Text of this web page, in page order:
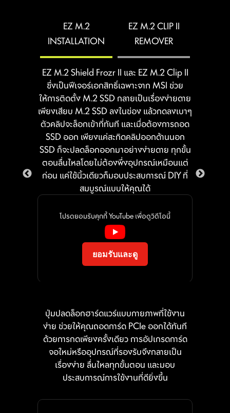
EZ M.2
INSTALLATION
EZ M.2 CLIP II
REMOVER
EZ M.2 Shield Frozr II และ EZ M.2 Clip II
ซึ่งเป็นฟีเจอร์เอกสิทธิ์เฉพาะจาก MSI ช่วย
ให้การติดตั้ง M.2 SSD กลายเป็นเรื่องง่ายดาย
เพียงเสียบ M.2 SSD ลงในช่อง แล้วกดลงเบาๆ
ตัวคลิปจะล็อกเข้าที่ทันที และเมื่อต้องการถอด
SSD ออก เพียงแค่สะกิดคลิปออกด้านนอก
SSD ก็จะปลดล็อกออกมาอย่างง่ายดาย ทุกขั้น
ตอนลื่นไหลโดยไม่ต้องพึ่งอุปกรณ์เหมือนแต่
ก่อน แค่ใช้นิ้วเดียวก็มอบประสบการณ์ DIY ที่
สมบูรณ์แบบให้คุณได้
โปรดยอมรับคุกกี้ YouTube เพื่อดูวิดีโอนี้
ยอมรับและดู
ปุ่มปลดล็อกฮาร์ดแวร์แบบกายภาพที่ใช้งาน
ง่าย ช่วยให้คุณถอดการ์ด PCIe ออกได้ทันที
ด้วยการกดเพียงครั้งเดียว การอัปเกรดการ์ด
จอใหม่หรืออุปกรณ์ที่รองรับจึงกลายเป็น
เรื่องง่าย ลื่นไหลทุกขั้นตอน และมอบ
ประสบการณ์การใช้งานที่ดียิ่งขึ้น
ความปลอดภัย ความสะดวก และเพิ่มความ
ทนทานให้กับซิสเต็มของคุณในเวลาเดียวกัน
EZ MOUNTING
ลายวงจรบนเมนบอร์ด MSI ถูกออกแบบให้เว้น
ปลอดภัย นอกจากนี้ ยังมีการสกรีนสีป้องกัน
รอบรูยึดสกรูทุกจุด เพื่อป้องกันไม่ให้อุปกรณ์
ขูดขีดหรือสร้างความเสียหาย แก่ตัวเมนบอร์ด
จัมเปอร์ Direct OC แบบ 2-pin คู่บน
เมนบอร์ด ช่วยให้การโอเวอร์คล็อกกลายเป็น
เรื่องง่าย สามารถ ปรับค่า BCLK ได้อย่าง
ใน BIOS ให้คุณตั้งค่าการเพิ่ม-ลดความถี่
นาฬิกาได้ตามต้องการในทุกๆ การกด
EZ DEBUG LED
ไฟ LED บนบอร์ดจะช่วยแจ้งเตือนถึง
สาเหตุของปัญหา เพื่อให้คุณรู้จุดที่
ต้องตรวจสอบได้อย่างแม่นยำ และ
กลับมาเปิดเครื่องใช้งานได้อีกครั้ง
อย่างรวดเร็ว
EZ MEMORY DETECTION
ไฟ LED นี้จะสว่างขึ้นเมื่อตรวจพบความ
ผิดปกติของแรมในสล็อต ช่วยตัด
ปัญหาเรื่องการสุ่มเดาอาการเสีย ให้
คุณแก้ปัญหาได้อย่างตรงจุด
Click) ที่รองรับทั้งซีพียูและแรม ช่วยให้ผู้ใช้
สามารถยกระดับความแรงของระบบได้อย่าง
ง่ายดาย โดยไม่จำเป็นต้องเข้าไปยุ่งกับค่าปรับ
แต่งที่ยุ่งยากซับซ้อน
GAME BOOST
ระบบโอเวอร์คล็อกซีพียูในคลิก
เดียว จะช่วยปรับแต่ง
ประสิทธิภาพซีพียูของคุณโดย
อัตโนมัติ เพื่อรีดความแรงให้อยู่
ในระดับที่ดีที่สุดในทันที
ประสิทธิภาพของ NPU เพื่อรีด
พลังประมวลผล AI ออกมาให้อยู่
ในระดับสูงสุด ในเวลาที่คุณ
ต้องการพลังความแรงเสริม
สำหรับงานหนัก
*รองรับการใช้งานร่วมกับซีพียูรุ่นที่
เข้ากันได้เท่านั้น